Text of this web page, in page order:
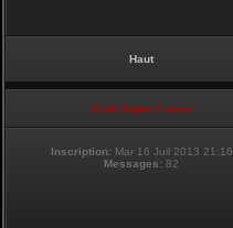
Haut
Club Supra France
Inscription: Mar 16 Juil 2013 21:16
Messages: 82